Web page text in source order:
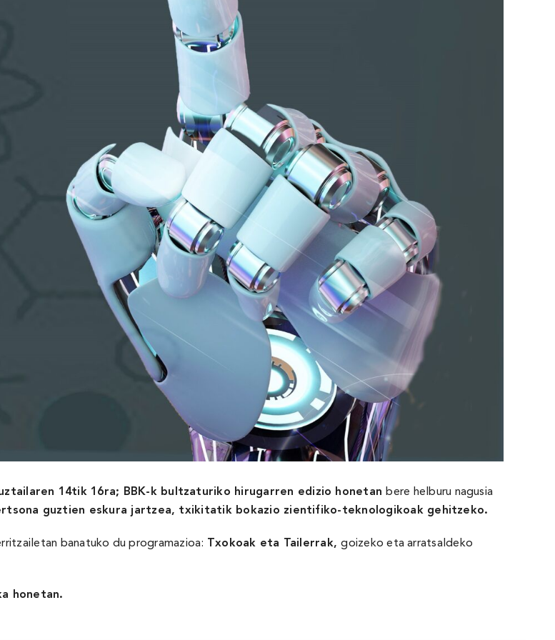
14tik 16ra; BBK-k bultzaturiko hirugarren edizio honetan bere helburu nagusia
guztien eskura jartzea, txikitatik bokazio zientifiko-teknologikoak gehitzeko.
banatuko du programazioa: Txokoak eta Tailerrak,goizeko eta arratsaldeko
honetan.